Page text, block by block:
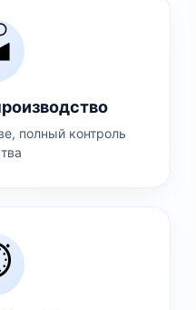
полный контроль